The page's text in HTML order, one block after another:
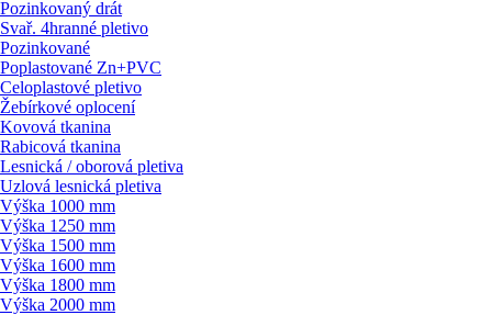
Pozinkovaný drát
Svař. 4hranné pletivo
Pozinkované
Poplastované Zn+PVC
Celoplastové pletivo
Žebírkové oplocení
Kovová tkanina
Rabicová tkanina
Lesnická / oborová pletiva
Uzlová lesnická pletiva
Výška 1000 mm
Výška 1250 mm
Výška 1500 mm
Výška 1600 mm
Výška 1800 mm
Výška 2000 mm